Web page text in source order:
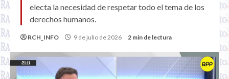
electa la necesidad de respetar todo el tema de los
derechos humanos.
RCH_INFO 9 de julio de 2026 2 min de lectura